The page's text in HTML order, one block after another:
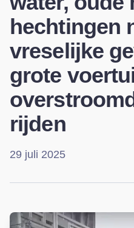
hechtingen
vreselijke
grote
rijden
29 juli 2025